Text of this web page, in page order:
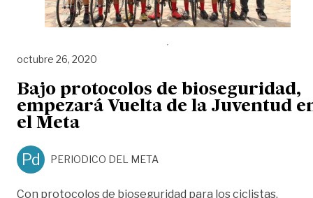
octubre 26, 2020
Bajo protocolos de bioseguridad,
empezará Vuelta de la Juventud
el Meta
Pd PERIODICO DEL META
Con protocolos de bioseguridad para los ciclistas,